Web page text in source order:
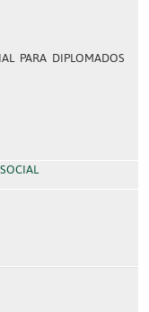
PARA DIPLOMADOS